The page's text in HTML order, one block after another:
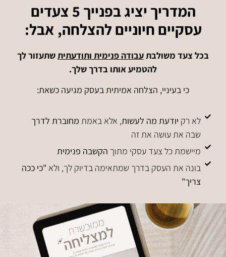
המדריך יציג בפנייך 5 צעדים
עסקיים חיוניים להצלחה, אבל:
בכל צעד משולבתעבודה פנימית ותודעתיתשתעזור לך
להטמיע אותו בדרך שלך.
כי בעיניי, הצלחה אמיתית בעסק מגיעה כשאת:
לא רק יודעת מה לעשות, אלא באמת מחוברת לדרך
שבה את עושה את זה
מיישמת כל צעד עסקי מתוך הקשבה פנימית
בונה את העסק בדרך שמתאימה בדיוק לך, ולא "כי ככה
צריך"